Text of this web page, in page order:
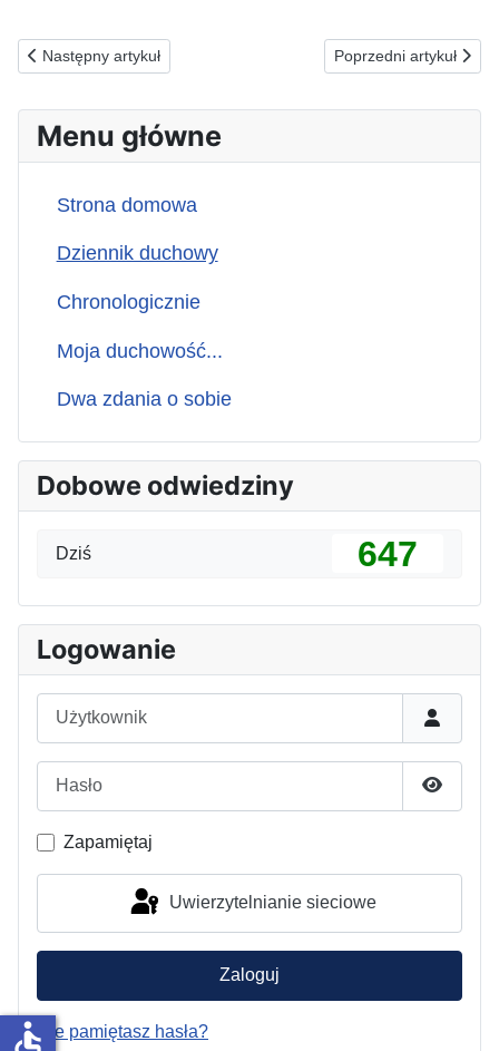
Poprzednia strona: 23.12.1992(ś) ZA POWOŁANYCH I
Następny artykuł Następna strona:
Poprzedni artykuł
Menu główne
Strona domowa
Dziennik duchowy
Chronologicznie
Moja duchowość...
Dwa zdania o sobie
Dobowe odwiedziny
Dziś 647
Logowanie
Pokaż
Zapamiętaj
Uwierzytelnianie sieciowe
Zaloguj
Nie pamiętasz hasła?
accessible